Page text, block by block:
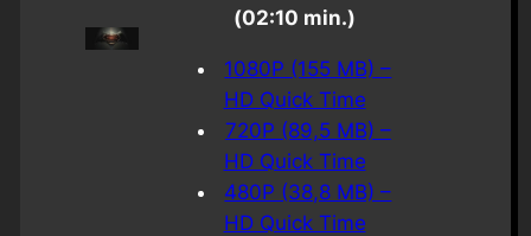
(02:10 min.)
1080P (155 MB) –
HD Quick Time
720P (89,5 MB) –
HD Quick Time
480P (38,8 MB) –
HD Quick Time